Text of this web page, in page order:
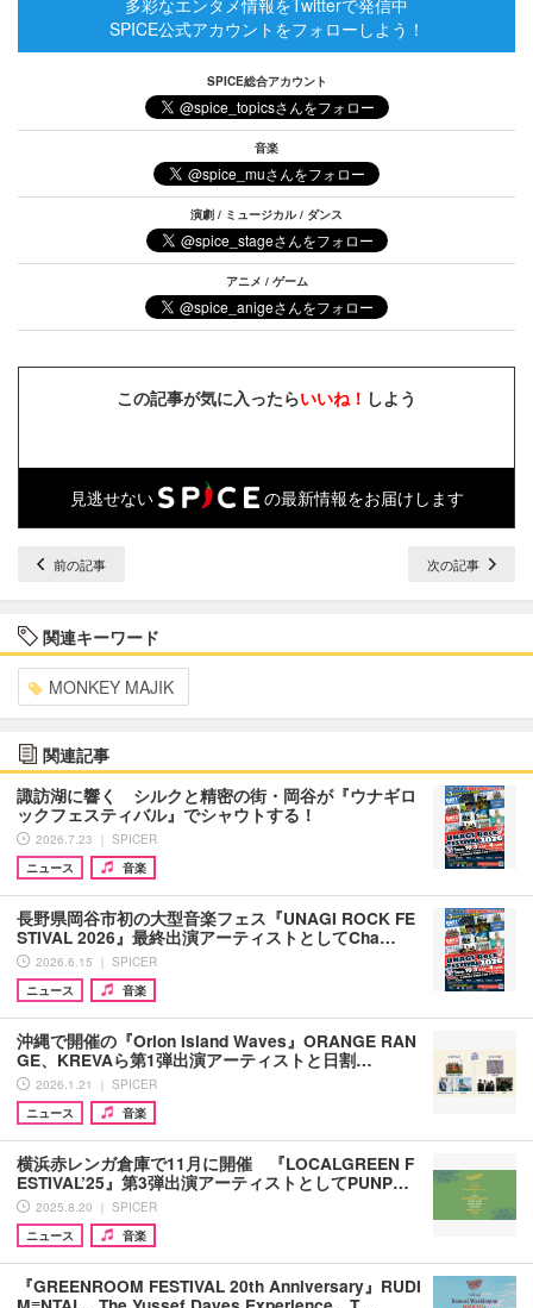
多彩なエンタメ情報をTwitterで発信中
SPICE公式アカウントをフォローしよう！
SPICE総合アカウント
音楽
演劇 / ミュージカル / ダンス
アニメ / ゲーム
この記事が気に入ったらいいね！ しよう
見逃せない の最新情報をお届けします
前の記事 次の記事
関連キーワード
MONKEY MAJIK
関連記事
諏訪湖に響く シルクと精密の街・岡谷が『ウナギロ
ックフェスティバル』でシャウトする！
2026.7.23 ｜ SPICER
ニュース
音楽
長野県岡谷市初の大型音楽フェス『UNAGI ROCK FE
STIVAL 2026』最終出演アーティストとしてCha…
2026.6.15 ｜ SPICER
ニュース
音楽
沖縄で開催の『Orion Island Waves​』ORANGE RAN
GE、KREVAら第1弾出演アーティストと日割…
2026.1.21 ｜ SPICER
ニュース
音楽
横浜赤レンガ倉庫で11月に開催 『LOCALGREEN F
ESTIVAL’25』第3弾出演アーティストとしてPUNP…
2025.8.20 ｜ SPICER
ニュース
音楽
『GREENROOM FESTIVAL 20th Anniversary』RUDI